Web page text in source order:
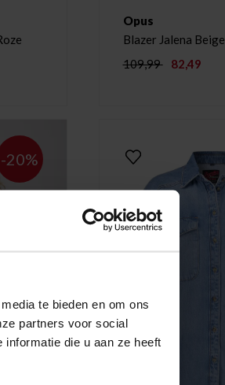
te bieden en om ons
partners voor social
die u aan ze heeft
Opus
Blazer Jalena Beige
109,99
82,49
-20%